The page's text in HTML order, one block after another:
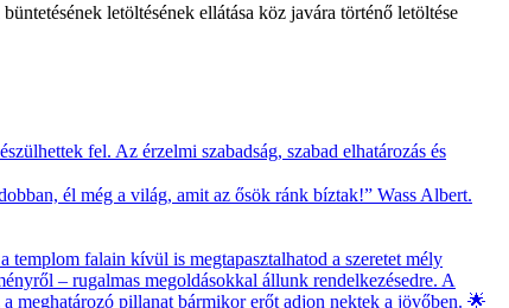
letöltésének ellátása köz javára történő letöltése
fel. Az érzelmi szabadság, szabad elhatározás és
él még a világ, amit az ősök ránk bíztak!” Wass Albert.
falain kívül is megtapasztalhatod a szeretet mély
– rugalmas megoldásokkal állunk rendelkezésedre. A
meghatározó pillanat bármikor erőt adjon nektek a jövőben. 🌟